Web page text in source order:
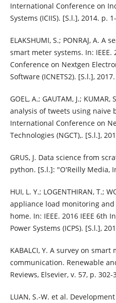
International Conference on
Systems (ICIIS). [S.l.], 2014. p.
ELAKSHUMI, S.; PONRAJ, A.
smart meter systems. In:
Conference on Nextgen
Software (ICNETS2). [S.l.],
GOEL, A.; GAUTAM, J.;
analysis of tweets using naive
International Conference on
Technologies (NGCT),. [S.l.],
GRUS, J. Data science from
python. [S.l.]: "O'Reilly Media,
HUI, L. Y.; LOGENTHIRAN, T.;
appliance load monitoring
home. In: IEEE. 2016 IEEE 6th
Power Systems (ICPS). [S.l.],
KABALCI, Y. A survey on
communication. Renewable
Reviews, Elsevier, v. 57, p. 302-
LUAN, S.-W. et al.